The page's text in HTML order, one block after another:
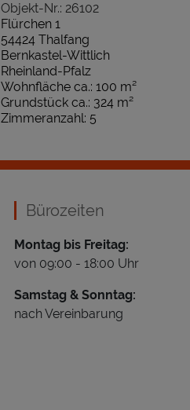
Objekt-Nr.: 26102
Flürchen 1
54424 Thalfang
Bernkastel-Wittlich
Rheinland-Pfalz
Wohnfläche ca.: 100 m²
Grundstück ca.: 324 m²
Zimmeranzahl: 5
Bürozeiten
Montag bis Freitag:
von 09:00 - 18:00 Uhr
Samstag & Sonntag:
nach Vereinbarung